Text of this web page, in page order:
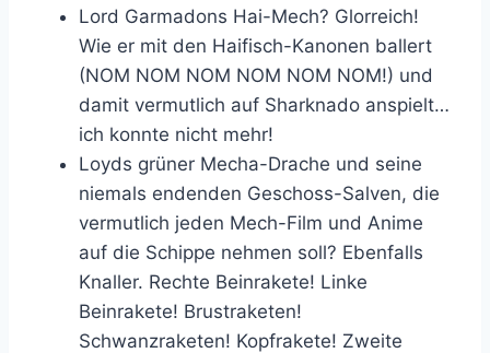
Lord Garmadons Hai-Mech? Glorreich!
Wie er mit den Haifisch-Kanonen ballert
(NOM NOM NOM NOM NOM NOM!) und
damit vermutlich auf Sharknado anspielt…
ich konnte nicht mehr!
Loyds grüner Mecha-Drache und seine
niemals endenden Geschoss-Salven, die
vermutlich jeden Mech-Film und Anime
auf die Schippe nehmen soll? Ebenfalls
Knaller. Rechte Beinrakete! Linke
Beinrakete! Brustraketen!
Schwanzraketen! Kopfrakete! Zweite